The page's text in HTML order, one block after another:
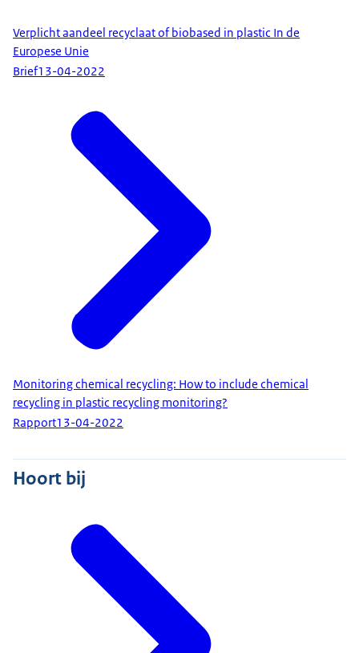
Verplicht aandeel recyclaat of biobased in plastic In de
Europese Unie
Brief13-04-2022
Monitoring chemical recycling: How to include chemical
recycling in plastic recycling monitoring?
Rapport13-04-2022
Hoort bij